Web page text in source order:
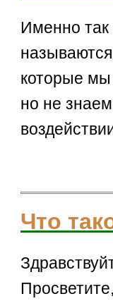
Именно так
которые
но не
Что